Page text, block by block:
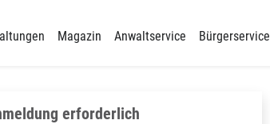
Magazin Anwaltservice Bürgerservice
erforderlich